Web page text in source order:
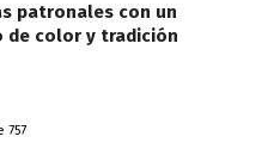
patronales con un
color y tradición
757